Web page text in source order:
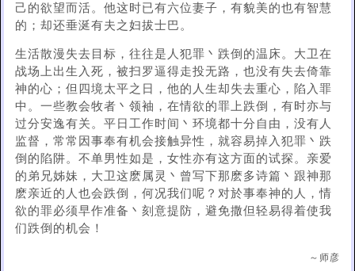
己的欲望而活。他这时已有六位妻子，有貌美的也有智慧
的；却还垂涎有夫之妇拔士巴。
生活散漫失去目标，往往是人犯罪丶跌倒的温床。大卫在
战场上出生入死，被扫罗逼得走投无路，也没有失去倚靠
神的心；但四境太平之日，他的人生却失去重心，陷入罪
中。一些教会牧者丶领袖，在情欲的罪上跌倒，有时亦与
过分安逸有关。平日工作时间丶环境都十分自由，没有人
监督，常常因事奉有机会接触异性，就容易掉入犯罪丶跌
倒的陷阱。不单男性如是，女性亦有这方面的试探。亲爱
的弟兄姊妹，大卫这麽属灵丶曾写下那麽多诗篇丶跟神那
麽亲近的人也会跌倒，何况我们呢？对於事奉神的人，情
欲的罪必须早作准备丶刻意提防，避免撒但轻易得着使我
们跌倒的机会！
～师彦